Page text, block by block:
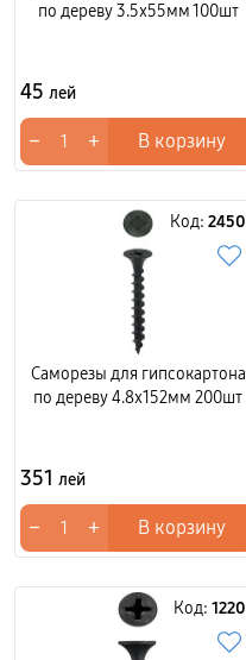
по дереву 3.5x55мм 100шт
45 лей
− + В корзину
Код: 2450
Саморезы для гипсокартона
по дереву 4.8x152мм 200шт
351 лей
− + В корзину
Код: 1220